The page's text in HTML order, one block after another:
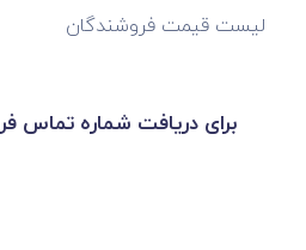
لیست قیمت فروشندگان
برای دریافت شماره تماس